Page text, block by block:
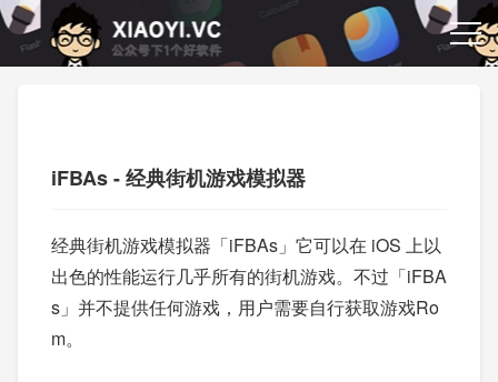
iFBAs - 经典街机游戏模拟器
经典街机游戏模拟器「iFBAs」它可以在 iOS 上以
出色的性能运行几乎所有的街机游戏。不过「iFBA
s」并不提供任何游戏，用户需要自行获取游戏Ro
m。